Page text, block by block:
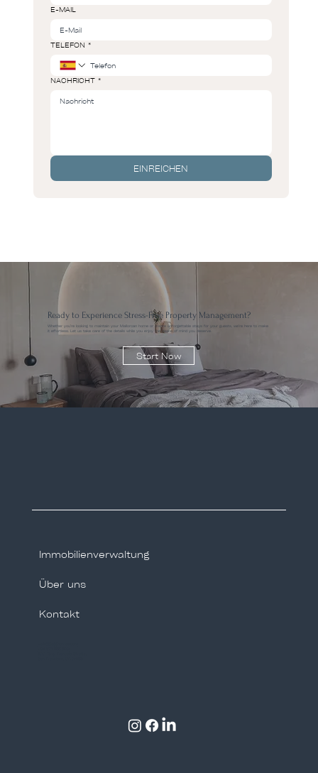
E-MAIL
TELEFON *
NACHRICHT *
EINREICHEN
Ready to Experience Stress-Free Property Management?
Whether you’re looking to maintain your Mallorcan home or create unforgettable stays for your guests, we’re here to make
it effortless. Let us take care of the details while you enjoy the peace of mind you deserve.
Start Now
Immobilienverwaltung
Über uns
Kontakt